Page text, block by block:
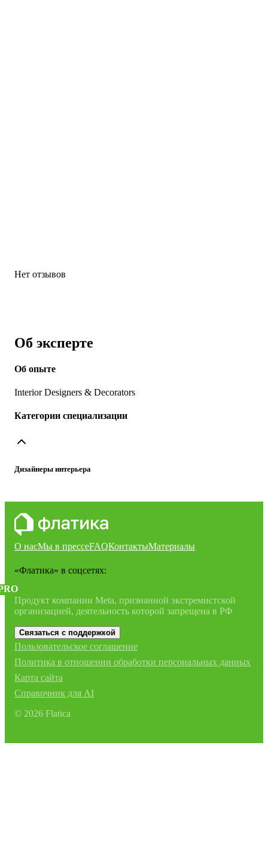
Нет отзывов
Об эксперте
Об опыте
Interior Designers & Decorators
Категории специализации
Дизайнеры интерьера
О насМы в прессеFAQКонтактыМатериалы
«Флатика» в соцсетях:
Продукт компании Meta, признанной экстремистской
организацией, деятельность которой запрещена в РФ
Связаться с поддержкой
Пользовательское соглашение
Политика в отношении обработки персональных данных
Карта сайта
Справочник для AI
© 2026 Flatica